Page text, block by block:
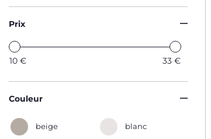
Prix
10 € 33 €
Couleur
beige blanc